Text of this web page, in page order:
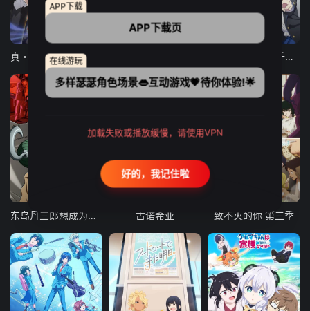
12集全
弹珠汽水瓶里的千岁同学
东岛丹三郎想成为假面骑士
更新至21集
古诺希亚 致不灭的你 第三季
APP下载
APP下载页
在线游玩
多样瑟瑟角色场景👄互动游戏💗待你体验!🌟
加载失败或播放缓慢，请使用VPN
好的，我记住啦